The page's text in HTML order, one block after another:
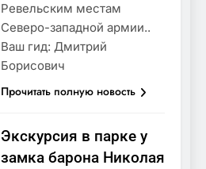
Ревельским местам
Северо-западной армии..
Ваш гид: Дмитрий
Борисович
Прочитать полную новость
Экскурсия в парке у
замка барона Николая